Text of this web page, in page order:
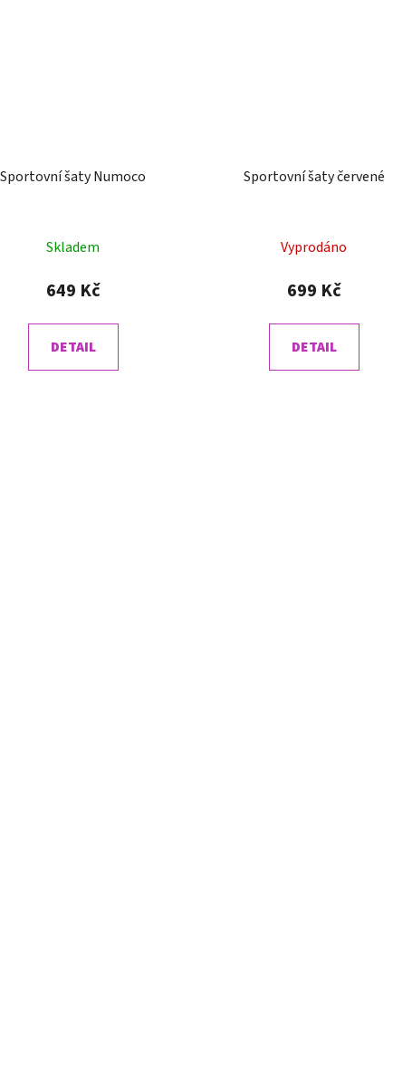
Sportovní šaty Numoco
Skladem
649 Kč
DETAIL
Sportovní šaty červené
Vyprodáno
699 Kč
DETAIL